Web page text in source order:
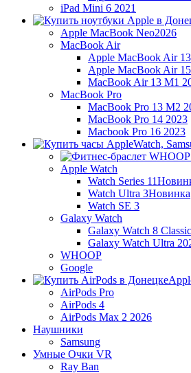
iPad Mini 6 2021
Apple MacBook Neo2026
MacBook Air
Apple MacBook Air
Apple MacBook Air
MacBook Air 13 M1
MacBook Pro
MacBook Pro 13 M2
MacBook Pro 14 2023
Macbook Pro 16 2023
Apple Watch
Watch Series 11
Watch Ultra 3Новинка
Watch SE 3
Galaxy Watch
Galaxy Watch 8 Classic
Galaxy Watch Ultra
WHOOP
Google
AirPods Pro
AirPods 4
AirPods Max 2 2026
Наушники
Samsung
Умные Очки VR
Ray Ban